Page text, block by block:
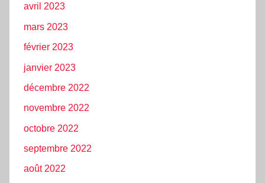
avril 2023
mars 2023
février 2023
janvier 2023
décembre 2022
novembre 2022
octobre 2022
septembre 2022
août 2022